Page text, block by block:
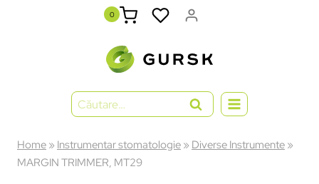
0
Home»Instrumentar stomatologie»Diverse Instrumente»
MARGIN TRIMMER, MT29